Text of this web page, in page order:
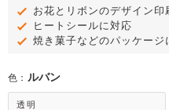
お花とリボンのデザイン印
ヒートシールに対応
焼き菓子などのパッケージ
色： ルバン
透明